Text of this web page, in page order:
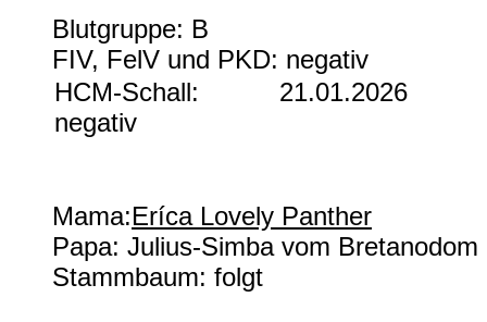
Blutgruppe: B
FIV, FelV und PKD: negativ
HCM-Schall:
negativ
21.01.2026
Mama:Eríca Lovely Panther
Papa: Julius-Simba vom Bretanodom
Stammbaum: folgt